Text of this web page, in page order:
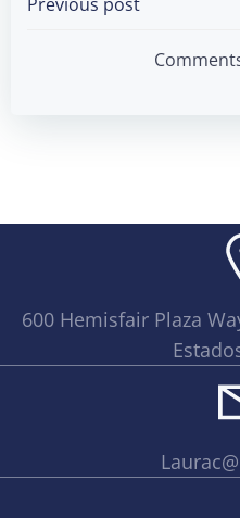
Post
navigation
600 Hemisfair Plaza